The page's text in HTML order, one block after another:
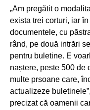
„Am pregătit o
exista trei corturi, iar
documentele, cu
rând, pe două intrări
pentru buletine. E
naștere, peste 500 de
multe prsoane care,
actualizeze
precizat că oamenii